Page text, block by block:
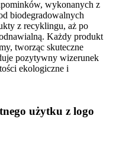
wykonanych z
biodegradowalnych
z recyklingu, aż po
Każdy produkt
tworząc skuteczne
pozytywny wizerunek
ekologiczne i
użytku z logo